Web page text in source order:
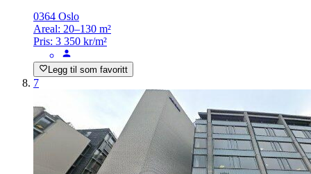
0364 Oslo
Areal: 20–130 m²
Pris: 3 350 kr/m²
Legg til som favoritt
7